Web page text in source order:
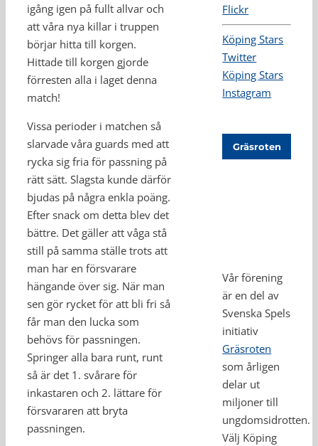
igång igen på fullt allvar och
att våra nya killar i truppen
börjar hitta till korgen.
Hittade till korgen gjorde
förresten alla i laget denna
match!
Vissa perioder i matchen så
slarvade våra guards med att
rycka sig fria för passning på
rätt sätt. Slagsta kunde därför
bjudas på några enkla poäng.
Efter snack om detta blev det
bättre. Det gäller att våga stå
still på samma ställe trots att
man har en försvarare
hängande över sig. När man
sen gör rycket för att bli fri så
får man den lucka som
behövs för passningen.
Springer alla bara runt, runt
så är det 1. svårare för
inkastaren och 2. lättare för
försvararen att bryta
passningen.
Flickr
Köping Stars
Twitter
Köping Stars
Instagram
Gräsroten
Vår förening
är en del av
Svenska Spels
initiativ
Gräsroten
som årligen
delar ut
miljoner till
ungdomsidrotten.
Välj Köping